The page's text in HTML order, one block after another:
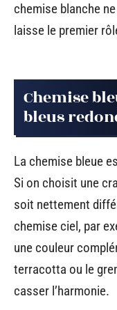
chemise blanche
laisse le premier
Chemise
bleus
La chemise bleue
Si on choisit une
soit nettement
chemise ciel, par
une couleur
terracotta ou le
casser l’harmonie.